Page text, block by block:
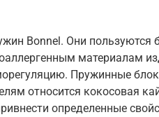
Bonnel. Они пользуются
материалам
Пружинные
относится кокосовая
определенные